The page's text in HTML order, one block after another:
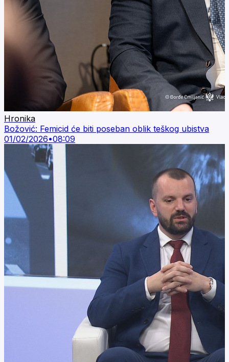
Hronika
Božović: Femicid će biti poseban oblik teškog ubistva
01/02/2026•08:09